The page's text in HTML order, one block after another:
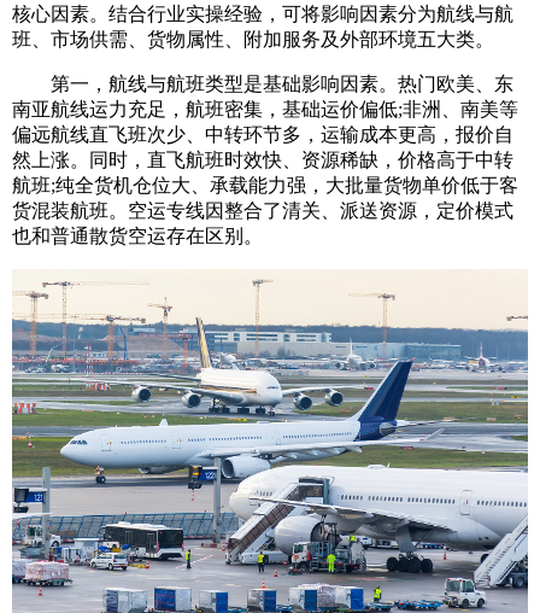
核心因素。结合行业实操经验，可将影响因素分为航线与航
班、市场供需、货物属性、附加服务及外部环境五大类。
第一，航线与航班类型是基础影响因素。热门欧美、东
南亚航线运力充足，航班密集，基础运价偏低;非洲、南美等
偏远航线直飞班次少、中转环节多，运输成本更高，报价自
然上涨。同时，直飞航班时效快、资源稀缺，价格高于中转
航班;纯全货机仓位大、承载能力强，大批量货物单价低于客
货混装航班。空运专线因整合了清关、派送资源，定价模式
也和普通散货空运存在区别。